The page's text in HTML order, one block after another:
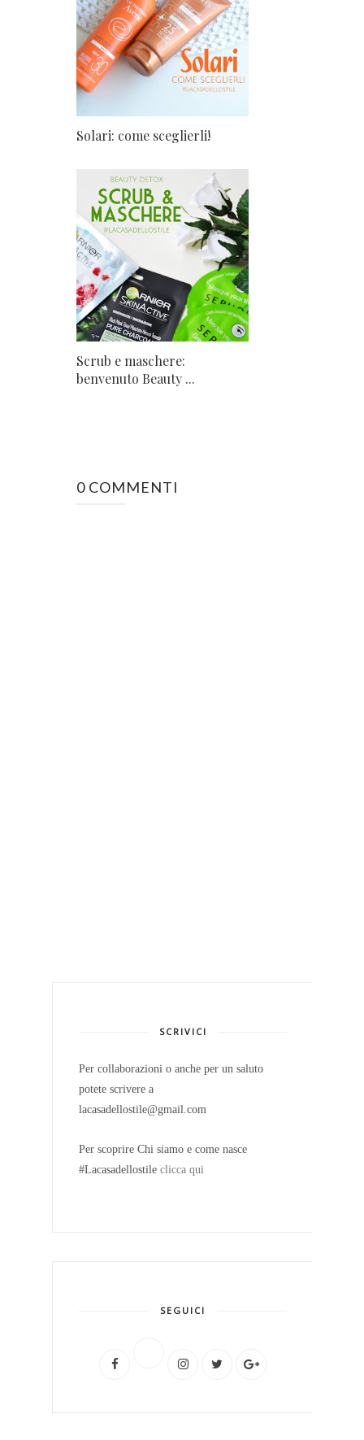
Solari: come sceglierli!
Scrub e maschere:
benvenuto Beauty ...
0 COMMENTI
SCRIVICI
Per collaborazioni o anche per un saluto
potete scrivere a
lacasadellostile@gmail.com
Per scoprire Chi siamo e come nasce
#Lacasadellostile clicca qui
SEGUICI